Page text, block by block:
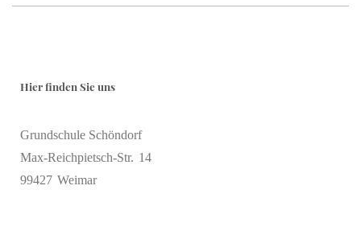
Hier finden Sie uns
Grundschule Schöndorf
Max-Reichpietsch-Str. 14
99427 Weimar